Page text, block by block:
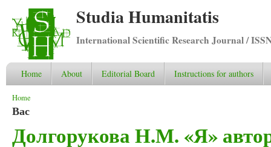
Studia Humanitatis
International Scientific Research Journal /
Home About Editorial Board Instructions for authors
You are here
Home
Вас
Долгорукова Н.М. «Я»